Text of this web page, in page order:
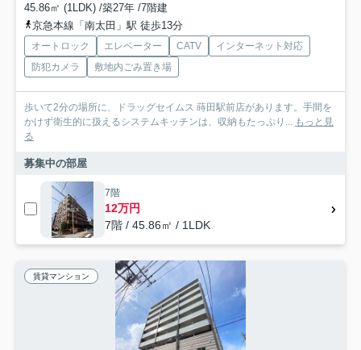
45.86㎡ (1LDK) /築27年 /7階建
京急本線「南太田」駅 徒歩13分
オートロック エレベーター CATV
インターネット対応
防犯カメラ
敷地内ごみ置き場
歩いて2分の場所に、ドラッグセイムス 蒔田駅前店があります。手間を
かけず衛生的に扱えるシステムキッチンは、収納もたっぷり...
もっと見
る
募集中の部屋
7階
12万円
7階 / 45.86㎡ / 1LDK
賃貸マンション